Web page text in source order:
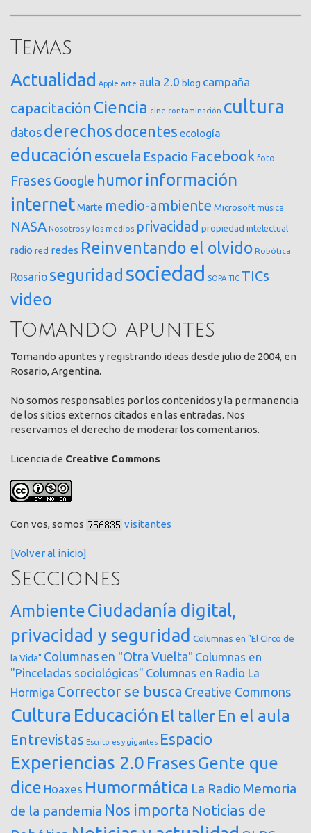
Temas
Actualidad Apple arte aula 2.0 blog campaña
capacitación Ciencia cine contaminación cultura
datos derechosdocentes ecología
educación escuela Espacio Facebook foto
Frases Google humor información
internetMarte medio-ambiente Microsoft música
NASA Nosotros y los medios privacidad propiedad intelectual
radio red redes Reinventando el olvido Robótica
Rosario seguridad sociedad SOPA TIC TICs
video
Tomando apuntes
Tomando apuntes y registrando ideas desde julio de 2004, en
Rosario, Argentina.
No somos responsables por los contenidos y la permanencia
de los sitios externos citados en las entradas. Nos
reservamos el derecho de moderar los comentarios.
Licencia de Creative Commons
Con vos, somos visitantes
[Volver al inicio]
Secciones
AmbienteCiudadanía digital,
privacidad y seguridad Columnas en "El Circo de
la Vida" Columnas en "Otra Vuelta" Columnas en
"Pinceladas sociológicas" Columnas en Radio La
Hormiga Corrector se busca Creative Commons
Cultura Educación El taller En el aula
Entrevistas Escritores y gigantes Espacio
Experiencias 2.0 FrasesGente que
dice Hoaxes Humormática La Radio Memoria
de la pandemia Nos importa Noticias de